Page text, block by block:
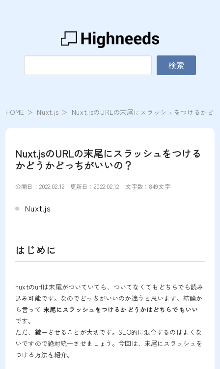
検索
HOME Nuxt.js Nuxt.jsのURLの末尾にスラッシュをつけるかど
Nuxt.jsのURLの末尾にスラッシュをつける
かどうかどっちがいいの？
公開日： 2022.02.12 更新日：2022.02.12 文字数：849文字
Nuxt.js
はじめに
nuxtのurlは末尾がついていても、ついてなくてもどちらでも読み
込み可能です。なのでどっちがいいのか迷うと思います。結論か
ら言って 末尾にスラッシュをつけるかどうかはどちらでもいい
です。
ただ、 統一させることが大切です。SEO的に混合するのはよくな
いですので絶対統一させましょう。今回は、末尾にスラッシュを
つける方法を紹介。